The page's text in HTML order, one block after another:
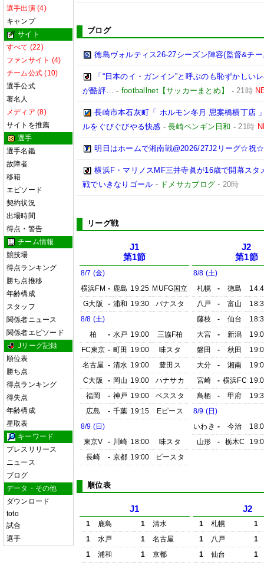
選手出演 (4)
キャンプ
サイト
すべて (22)
ファンサイト (4)
チーム公式 (10)
選手公式
著名人
メディア (8)
サイトを推薦
選手
選手名鑑
故障者
移籍
エピソード
契約状況
出場時間
得点・警告
チーム情報
競技場
得点ランキング
勝ち点推移
年齢構成
スタッフ
関係者ニュース
関係者エピソード
Jリーグ記録
順位表
勝ち点
得点ランキング
得失点
年齢構成
星取表
キーワード
プレスリリース
ニュース
ブログ
データ・その他
ダウンロード
toto
試合
選手
ブログ
徳島ヴォルティス26-27シーズン陣容(監督&チ
「“日本のイ・ガンイン”と呼ぶのも恥ずかしい
が酷評… - footballnet【サッカーまとめ】 -21時
長崎市本石灰町「 ホルモン冬月 思案橋横丁店
ルをぐびぐびやる快感 -長崎ペンギン日和 -21時
明日はホームで湘南戦@2026/27J2リーグ☆
横浜F・マリノスMF三井寺眞が16歳で開幕ス
戦でいきなりゴール - ドメサカブログ - 20時
リーグ戦
J1
第1節
8/7 (金)
横浜FM - 鹿島 19:25 MUFG国立
G大阪
- 浦和 19:30
パナスタ
8/8 (土)
柏
- 水戸 19:00
三協F柏
FC東京 - 町田 19:00
味スタ
名古屋 - 清水 19:00
豊田ス
C大阪
- 岡山 19:00
ハナサカ
福岡
- 神戸 19:00
ベススタ
広島
- 千葉 19:15
Eピース
8/9 (日)
東京V
- 川崎 18:00
味スタ
長崎
- 京都 19:00 ピースタ
J2
第1節
8/8 (土)
札幌
- 徳島
八戸
- 富山
藤枝
- 仙台
大宮
- 新潟
磐田
- 秋田
大分
- 湘南
宮崎
- 横浜FC
鳥栖
- 甲府
8/9 (日)
いわき - 今治
山形
- 栃木C
順位表
J1
1 鹿島 1
清水
1
水戸 1
名古屋
1
浦和 1
京都
J2
1 札幌
1
1
八戸
1
1
仙台
1